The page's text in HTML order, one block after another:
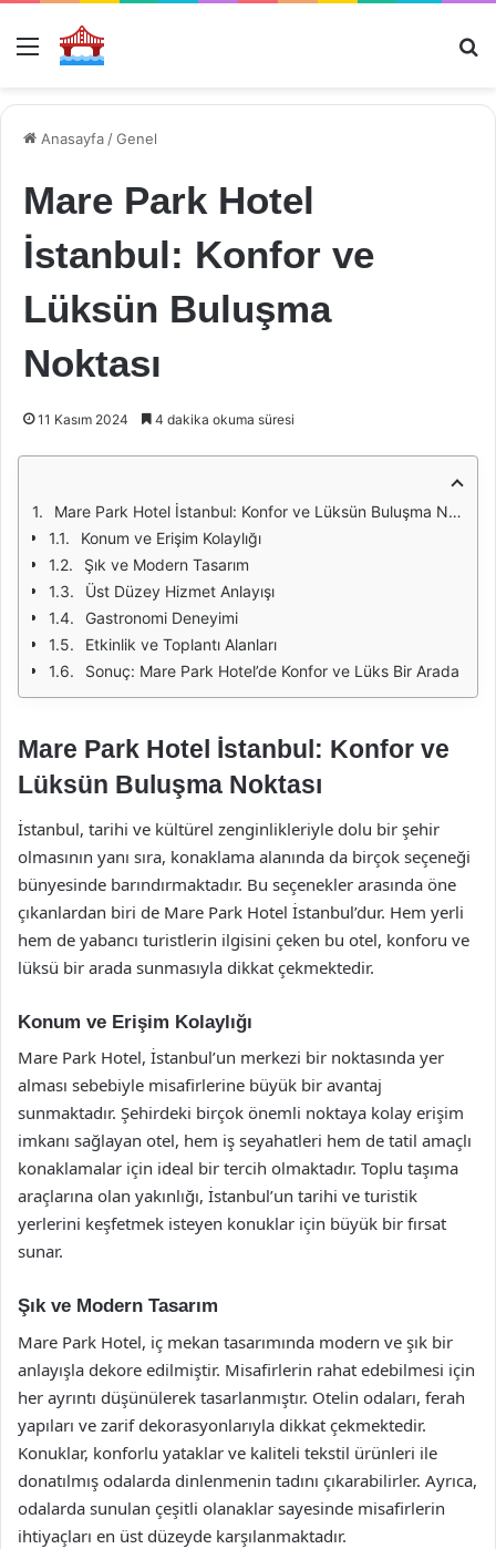
Menü
Anasayfa /Genel
Mare Park Hotel
İstanbul: Konfor ve
Lüksün Buluşma
Noktası
11 Kasım 2024 4 dakika okuma süresi
Mare Park Hotel İstanbul: Konfor ve Lüksün Buluşma Noktası
Konum ve Erişim Kolaylığı
Şık ve Modern Tasarım
Üst Düzey Hizmet Anlayışı
Gastronomi Deneyimi
Etkinlik ve Toplantı Alanları
Sonuç: Mare Park Hotel’de Konfor ve Lüks Bir Arada
Mare Park Hotel İstanbul: Konfor ve
Lüksün Buluşma Noktası
İstanbul, tarihi ve kültürel zenginlikleriyle dolu bir şehir
olmasının yanı sıra, konaklama alanında da birçok seçeneği
bünyesinde barındırmaktadır. Bu seçenekler arasında öne
çıkanlardan biri de Mare Park Hotel İstanbul’dur. Hem yerli
hem de yabancı turistlerin ilgisini çeken bu otel, konforu ve
lüksü bir arada sunmasıyla dikkat çekmektedir.
Konum ve Erişim Kolaylığı
Mare Park Hotel, İstanbul’un merkezi bir noktasında yer
alması sebebiyle misafirlerine büyük bir avantaj
sunmaktadır. Şehirdeki birçok önemli noktaya kolay erişim
imkanı sağlayan otel, hem iş seyahatleri hem de tatil amaçlı
konaklamalar için ideal bir tercih olmaktadır. Toplu taşıma
araçlarına olan yakınlığı, İstanbul’un tarihi ve turistik
yerlerini keşfetmek isteyen konuklar için büyük bir fırsat
sunar.
Şık ve Modern Tasarım
Mare Park Hotel, iç mekan tasarımında modern ve şık bir
anlayışla dekore edilmiştir. Misafirlerin rahat edebilmesi için
her ayrıntı düşünülerek tasarlanmıştır. Otelin odaları, ferah
yapıları ve zarif dekorasyonlarıyla dikkat çekmektedir.
Konuklar, konforlu yataklar ve kaliteli tekstil ürünleri ile
donatılmış odalarda dinlenmenin tadını çıkarabilirler. Ayrıca,
odalarda sunulan çeşitli olanaklar sayesinde misafirlerin
ihtiyaçları en üst düzeyde karşılanmaktadır.